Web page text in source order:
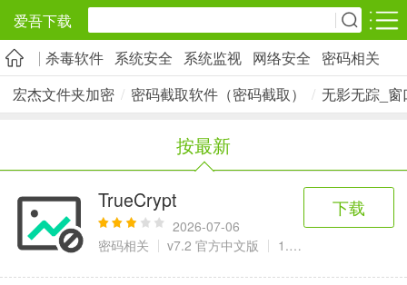
爱吾下载
安卓应用 安卓游戏
旅游出行
社交通讯
2千+款应用
影音播放
实用工具
2万+款应用
金融理财
2百+款应用
网上购物
杀毒软件 系统安全 系统监视 网络安全
密码相关
宏杰文件夹加密 / 密码截取软件（密码截取） / 无影无踪_
按最新
TrueCrypt
2026-07-06
密码相关
v7.2 官方中文版 1.82 MB
下载